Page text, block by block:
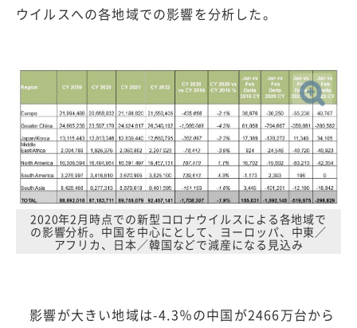
ウイルスへの各地域での影響を分析した。
2020年2月時点での新型コロナウイルスによる各地域で
の影響分析。中国を中心にとして、ヨーロッパ、中東／
アフリカ、日本／韓国などで減産になる見込み
影響が大きい地域は-4.3％の中国が2466万台から